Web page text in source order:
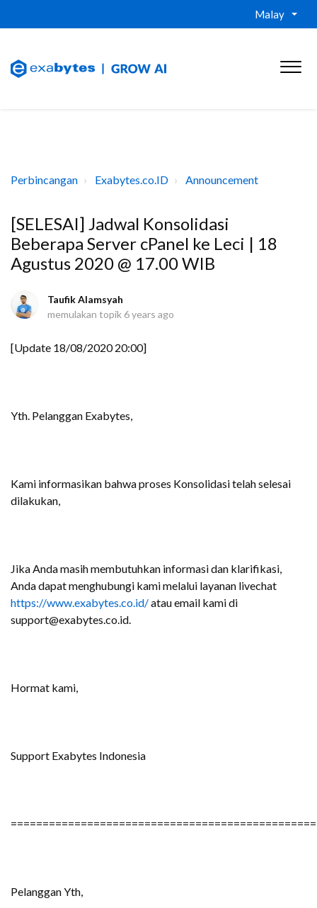
Malay
Perbincangan Exabytes.co.ID Announcement
[SELESAI] Jadwal Konsolidasi
Beberapa Server cPanel ke Leci | 18
Agustus 2020 @ 17.00 WIB
Taufik Alamsyah
memulakan topik 6 years ago
[Update 18/08/2020 20:00]
Yth. Pelanggan Exabytes,
Kami informasikan bahwa proses Konsolidasi telah selesai
dilakukan,
Jika Anda masih membutuhkan informasi dan klarifikasi,
Anda dapat menghubungi kami melalui layanan livechat
https://www.exabytes.co.id/atau email kami di
support@exabytes.co.id.
Hormat kami,
Support Exabytes Indonesia
Pelanggan Yth,